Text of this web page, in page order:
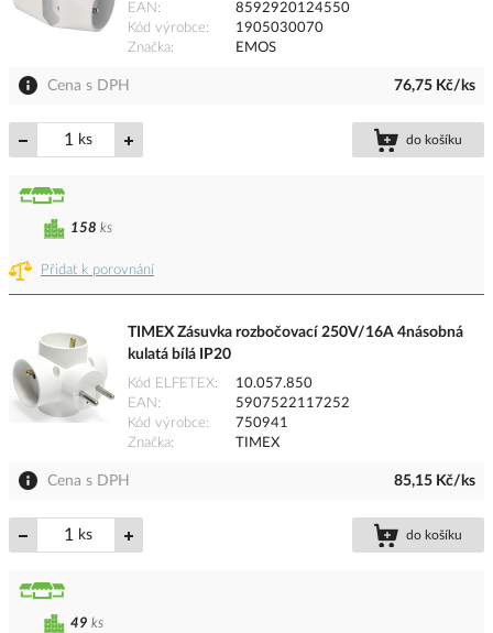
EAN
8592920124550
Kód výrobce
1905030070
Značka
EMOS
Cena s DPH 76,75 Kč/ks
ks do košíku
Přidat k porovnání
158 ks
TIMEX Zásuvka rozbočovací 250V/16A 4násobná
kulatá bílá IP20
Kód ELFETEX
10.057.850
EAN
5907522117252
Kód výrobce
750941
Značka
TIMEX
Cena s DPH 85,15 Kč/ks
ks do košíku
49 ks